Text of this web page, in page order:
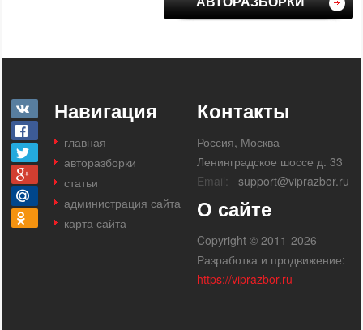
Навигация
главная
авторазборки
статьи
администрация сайта
карта сайта
Контакты
Россия, Москва
Ленинградское шоссе д. 33
Email:
support@viprazbor.ru
О сайте
Copyright © 2011-2026
Разработка и продвижение:
https://viprazbor.ru